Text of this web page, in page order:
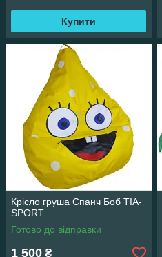
Купити
Крісло груша Спанч Боб TIA-
SPORT
Готово до відправки
1 500 ₴